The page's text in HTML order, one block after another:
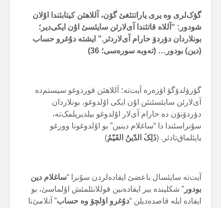
گؤک‌لری وه یری یاراتتئغئ گۆن، آللاهئن کیتابئندا اۇلان
شودور: “آللاه قاتئندا آی‌لارئن سایئسئ اۇن ایکی‌دیر؛
بونلاردان دؤردۆ حارام آی‌لاردئر.” ایشته دۇغرو حساب
(دین) بودور… (تەوبه سورەسی؛ 36)
گؤرۆلدۆگۆ اۆزەره آیت‌ته؛ آللاهئن قوردوغو سیستم‌ده
آی‌لارئن سایئسئنئن اۇن ایکی اوُلدوغو، بونلاردان
دؤردۆنۆن ده حارام آی‌لار اۇلدوغو بیلدیریلمک‌ته،
سۇنراسئندا دا “ساغلام دینین” بو اۇلدوغونا وورغو
یاپئلماق‌تادئر. (ذَلِکَ الدّینُ القَیّمُ)
آیت‌ته سایئسال باعضئ ایفادەلردن سۇنرا “ساغلام دین
بودور ” شکلینده بیر ایفادەنین قوللانئلمئش اۇلماسئ، بو
ایفاده ایله قاصدەدیلن “دۇغرو اؤلچۆ وه حساب” آنلامئ‌نا